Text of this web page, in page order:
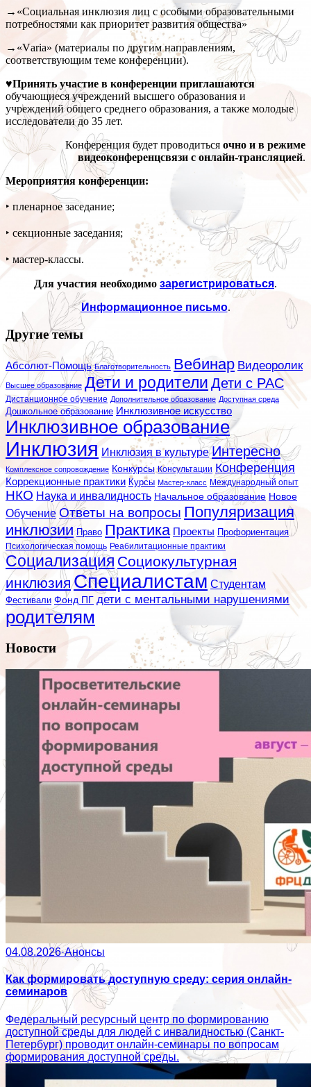
→«Социальная инклюзия лиц с особыми образовательными
потребностями как приоритет развития общества»
→«Vаriа» (материалы по другим направлениям,
соответствующим теме конференции).
♥Принять участие в конференции приглашаются
обучающиеся учреждений высшего образования и
учреждений общего среднего образования, а также молодые
исследователи до 35 лет.
Конференция будет проводиться очно и в режиме
видеоконференцсвязи с онлайн-трансляцией.
Мероприятия конференции:
‣ пленарное заседание;
‣ секционные заседания;
‣ мастер-классы.
Для участия необходимо зарегистрироваться.
Информационное письмо.
Другие темы
Абсолют-Помощь Благотворительность Вебинар Видеоролик
Высшее образование Дети и родители Дети с РАС
Дистанционное обучение Дополнительное образование Доступная среда
Дошкольное образование Инклюзивное искусство
Инклюзивное образование
Инклюзия Инклюзия в культуре Интересно
Комплексное сопровождение Конкурсы Консультации Конференция
Коррекционные практики Курсы Мастер-класс Международный опыт
НКО Наука и инвалидность Начальное образование Новое
Обучение Ответы на вопросы Популяризация
инклюзии Право Практика Проекты Профориентация
Психологическая помощь Реабилитационные практики
Социализация Социокультурная
инклюзия Специалистам Студентам
Фестивали Фонд ПГ дети с ментальными нарушениями
родителям
Новости
04.08.2026·Анонсы
Как формировать доступную среду: серия онлайн-
семинаров
Федеральный ресурсный центр по формированию
доступной среды для людей с инвалидностью (Санкт-
Петербург) проводит онлайн-семинары по вопросам
формирования доступной среды.